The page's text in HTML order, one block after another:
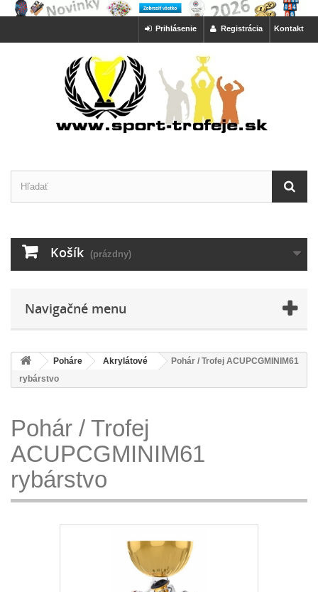
Kontakt
Registrácia
Prihlásenie
Košík (prázdny)
Navigačné menu
Poháre Akrylátové
Pohár / Trofej ACUPCGMINIM61
rybárstvo
Pohár / Trofej
ACUPCGMINIM61
rybárstvo